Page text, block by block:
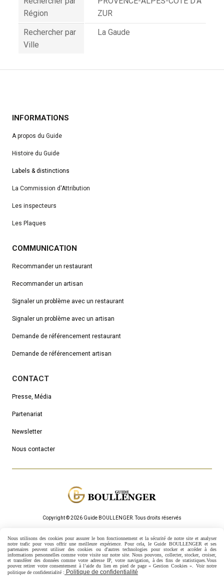
Région
ZUR
Rechercher par
Ville
La Gaude
INFORMATIONS
A propos du Guide
Histoire du Guide
Labels & distinctions
La Commission d'Attribution
Les inspecteurs
Les Plaques
COMMUNICATION
Recommander un restaurant
Recommander un artisan
Signaler un problème avec un restaurant
Signaler un problème avec un artisan
Demande de référencement restaurant
Demande de référencement artisan
CONTACT
Presse, Média
Partenariat
Newsletter
Nous contacter
Copyright © 2026 Guide BOULLENGER.Τous droits réservés
Mon Compte
Créer un site internet
Nous utilisons des cookies pour assurer le bon fonctionnement et la sécurité de notre site et analyser
notre trafic pour vous offrir une meilleure expérience. Pour cela, le Guide BOULLENGER et ses
partenaires peuvent utiliser des cookies ou d'autres technologies pour stocker et accéder à des
informations personnelles comme votre visite sur notre site.Nous pouvons, collecter, stocker, croiser,
et transférer des données comme votre adresse IP, votre navigation, à des fins de statistiques. Vous
pouvez retirer votre consentement à l’aide du lien en pied de page « Gestion Cookies ». Voir notre
politique de confidentialité : Politique de confidentialité